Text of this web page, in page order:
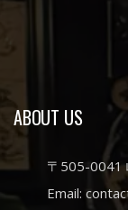
ABOUT US
〒505-0041
Email: